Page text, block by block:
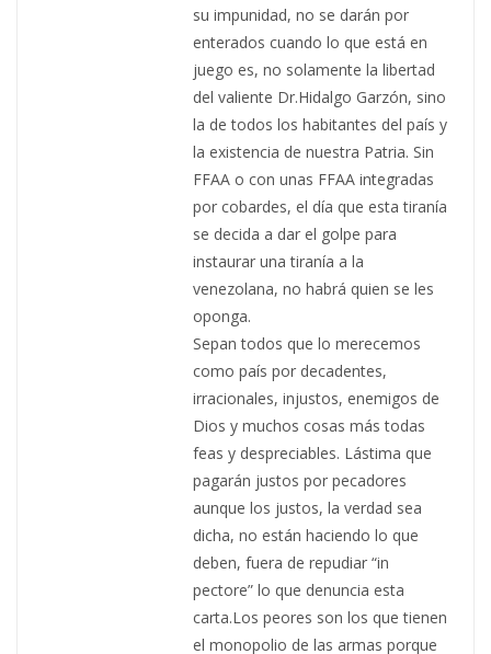
su impunidad, no se darán por
enterados cuando lo que está en
juego es, no solamente la libertad
del valiente Dr.Hidalgo Garzón, sino
la de todos los habitantes del país y
la existencia de nuestra Patria. Sin
FFAA o con unas FFAA integradas
por cobardes, el día que esta tiranía
se decida a dar el golpe para
instaurar una tiranía a la
venezolana, no habrá quien se les
oponga.
Sepan todos que lo merecemos
como país por decadentes,
irracionales, injustos, enemigos de
Dios y muchos cosas más todas
feas y despreciables. Lástima que
pagarán justos por pecadores
aunque los justos, la verdad sea
dicha, no están haciendo lo que
deben, fuera de repudiar “in
pectore” lo que denuncia esta
carta.Los peores son los que tienen
el monopolio de las armas porque